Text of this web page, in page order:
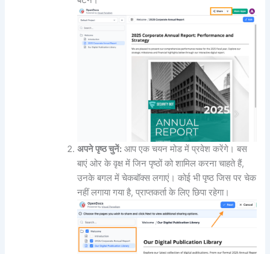
अपने पृष्ठ चुनें: आप एक चयन मोड में प्रवेश करेंगे। बस
बाएं ओर के वृक्ष में जिन पृष्ठों को शामिल करना चाहते हैं,
उनके बगल में चेकबॉक्स लगाएं। कोई भी पृष्ठ जिस पर चेक
नहीं लगाया गया है, प्राप्तकर्ता के लिए छिपा रहेगा।